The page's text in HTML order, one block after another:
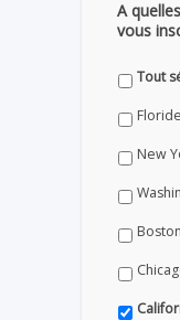
A
vous
Tout
Floride
New
Boston